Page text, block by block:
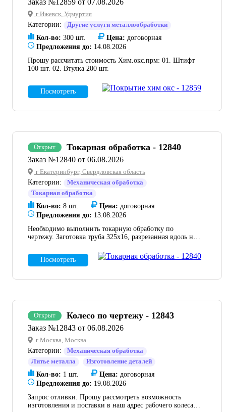
Заказ №12859 от 07.08.2026
г Ижевск, Удмуртия
Категории:
Другие услуги металлообработки
Кол-во: 300 шт. Цена: договорная
Предложения до: 14.08.2026
Прошу рассчитать стоимость Хим.окс.прм: 01. Штифт
100 шт. 02. Втулка 200 шт.
Посмотреть
Открыт Токарная обработка - 12840
Заказ №12840 от 06.08.2026
г Екатеринбург, Свердловская область
Категории:
Механическая обработка
Токарная обработка
Кол-во: 8 шт. Цена: договорная
Предложения до: 13.08.2026
Необходимо выполнить токарную обработку по
чертежу. Заготовка труба 325х16, разрезанная вдоль на
выдержать внутренние размеры по чертежу. 8 шт. Как
быстро сможете сделать? Заказ очень срочный.
Посмотреть
Открыт Колесо по чертежу - 12843
Заказ №12843 от 06.08.2026
г Москва, Москва
Категории:
Механическая обработка
Литье металла
Изготовление деталей
Кол-во: 1 шт. Цена: договорная
Предложения до: 19.08.2026
Запрос отливки. Прошу рассмотреть возможность
изготовления и поставки в наш адрес рабочего колеса